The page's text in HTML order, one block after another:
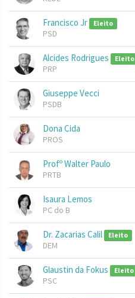
Francisco Jr Eleito
PSD
Alcides Rodrigues Eleito
PRP
Giuseppe Vecci
PSDB
Dona Cida
PROS
Profº Walter Paulo
PRTB
Isaura Lemos
PC do B
Dr. Zacarias Calil Eleito
DEM
Glaustin da Fokus Eleito
PSC